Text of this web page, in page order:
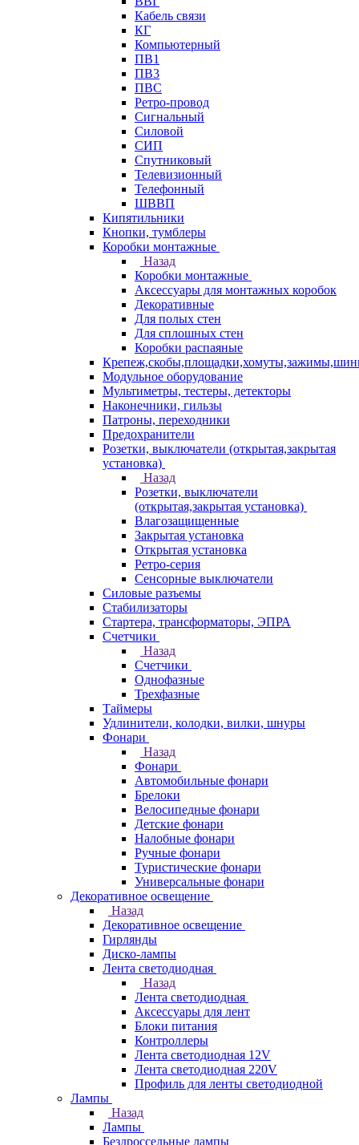
Кабель связи
КГ
Компьютерный
ПВ1
ПВ3
ПВС
Ретро-провод
Сигнальный
Силовой
СИП
Спутниковый
Телевизионный
Телефонный
ШВВП
Кипятильники
Кнопки, тумблеры
Коробки монтажные
Назад
Коробки монтажные
Аксессуары для монтажных коробок
Декоративные
Для полых стен
Для сплошных стен
Коробки распаяные
Модульное оборудование
Мультиметры, тестеры, детекторы
Наконечники, гильзы
Патроны, переходники
Предохранители
Розетки, выключатели (открытая,закрытая
установка)
Назад
Розетки, выключатели
(открытая,закрытая установка)
Влагозащищенные
Закрытая установка
Открытая установка
Ретро-серия
Сенсорные выключатели
Силовые разъемы
Стабилизаторы
Стартера, трансформаторы, ЭПРА
Счетчики
Назад
Счетчики
Однофазные
Трехфазные
Таймеры
Удлинители, колодки, вилки, шнуры
Фонари
Назад
Фонари
Автомобильные фонари
Брелоки
Велосипедные фонари
Детские фонари
Налобные фонари
Ручные фонари
Туристические фонари
Универсальные фонари
Декоративное освещение
Назад
Декоративное освещение
Гирлянды
Диско-лампы
Лента светодиодная
Назад
Лента светодиодная
Аксессуары для лент
Блоки питания
Контроллеры
Лента светодиодная 12V
Лента светодиодная 220V
Профиль для ленты светодиодной
Лампы
Назад
Лампы
Бездроссельные лампы